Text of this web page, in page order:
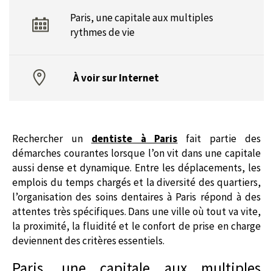
Paris, une capitale aux multiples
rythmes de vie
À voir sur Internet
Rechercher un dentiste à Paris fait partie des
démarches courantes lorsque l’on vit dans une capitale
aussi dense et dynamique. Entre les déplacements, les
emplois du temps chargés et la diversité des quartiers,
l’organisation des soins dentaires à Paris répond à des
attentes très spécifiques. Dans une ville où tout va vite,
la proximité, la fluidité et le confort de prise en charge
deviennent des critères essentiels.